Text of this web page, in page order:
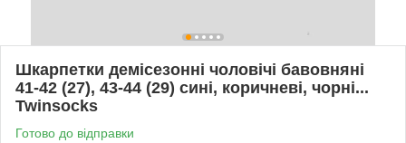
Шкарпетки демісезонні чоловічі бавовняні
41-42 (27), 43-44 (29) сині, коричневі, чорні...
Twinsocks
Готово до відправки